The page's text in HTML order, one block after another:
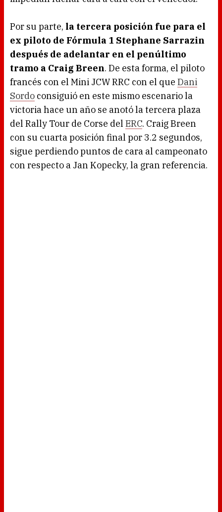
Por su parte, la tercera posición fue para el
ex piloto de Fórmula 1 Stephane Sarrazin
después de adelantar en el penúltimo
tramo a Craig Breen. De esta forma, el piloto
francés con el Mini JCW RRC con el que Dani
Sordo consiguió en este mismo escenario la
victoria hace un año se anotó la tercera plaza
del Rally Tour de Corse del ERC. Craig Breen
con su cuarta posición final por 3.2 segundos,
sigue perdiendo puntos de cara al campeonato
con respecto a Jan Kopecky, la gran referencia.